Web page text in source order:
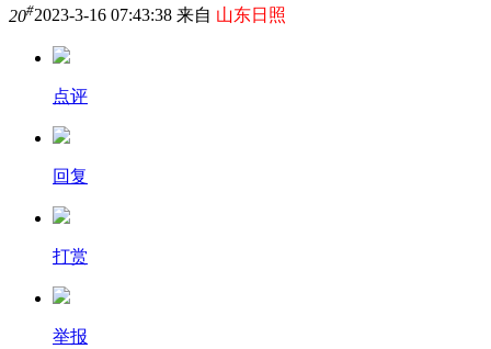
20#2023-3-16 07:43:38 来自 山东日照
点评
回复
打赏
举报